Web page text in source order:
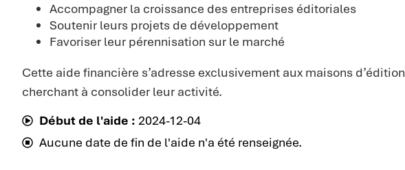
Accompagner la croissance des entreprises éditoriales
Soutenir leurs projets de développement
Favoriser leur pérennisation sur le marché
Cette aide financière s’adresse exclusivement aux maisons d’édition
cherchant à consolider leur activité.
Début de l'aide : 2024-12-04
Aucune date de fin de l'aide n'a été renseignée.